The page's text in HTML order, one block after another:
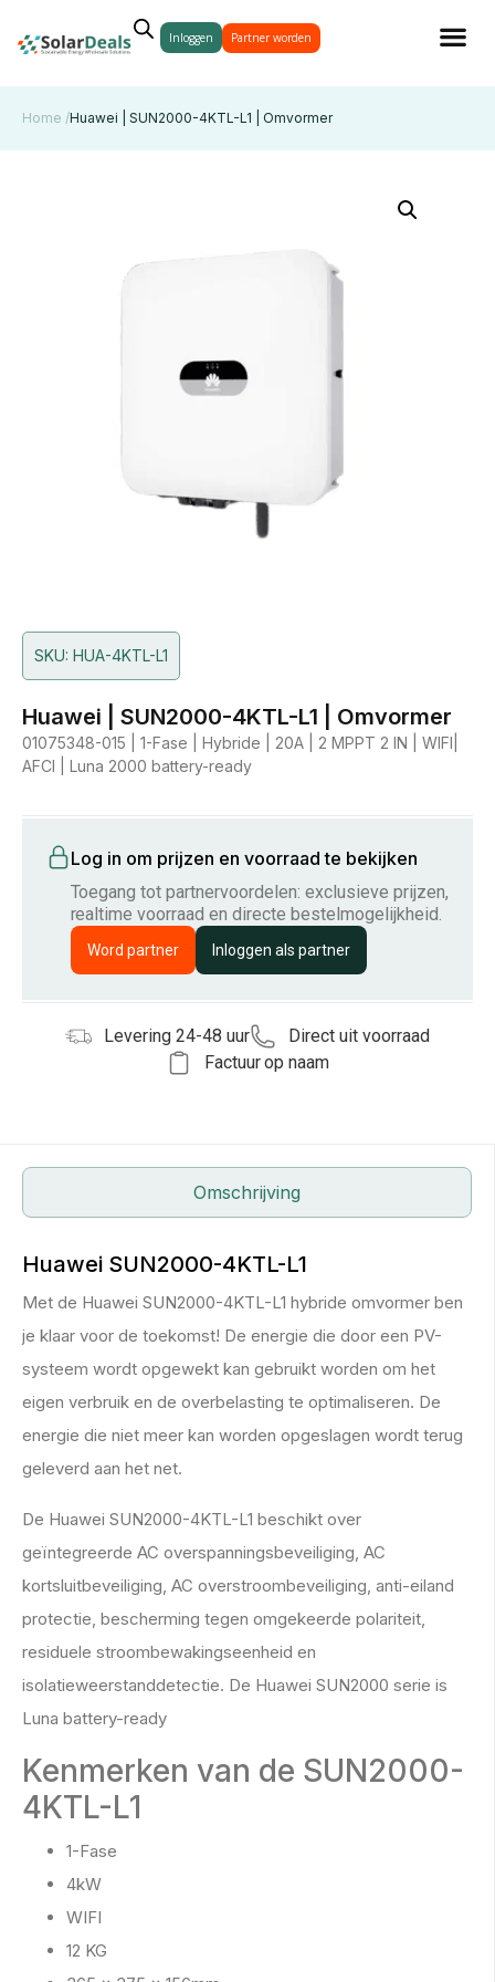
Inloggen Partner worden
Home /Huawei | SUN2000-4KTL-L1 | Omvormer
SKU: HUA-4KTL-L1
Huawei | SUN2000-4KTL-L1 | Omvormer
01075348-015 | 1-Fase | Hybride | 20A | 2 MPPT 2 IN | WIFI|
AFCI | Luna 2000 battery-ready
Log in om prijzen en voorraad te bekijken
Toegang tot partnervoordelen: exclusieve prijzen,
realtime voorraad en directe bestelmogelijkheid.
Word partner Inloggen als partner
Levering 24-48 uur
Direct uit voorraad
Factuur op naam
Omschrijving
Huawei SUN2000-4KTL-L1
Met de Huawei SUN2000-4KTL-L1 hybride omvormer ben
je klaar voor de toekomst! De energie die door een PV-
systeem wordt opgewekt kan gebruikt worden om het
eigen verbruik en de overbelasting te optimaliseren. De
energie die niet meer kan worden opgeslagen wordt terug
geleverd aan het net.
De Huawei SUN2000-4KTL-L1 beschikt over
geïntegreerde AC overspanningsbeveiliging, AC
kortsluitbeveiliging, AC overstroombeveiliging, anti-eiland
protectie, bescherming tegen omgekeerde polariteit,
residuele stroombewakingseenheid en
isolatieweerstanddetectie. De Huawei SUN2000 serie is
Luna battery-ready
Kenmerken van de SUN2000-
4KTL-L1
1-Fase
4kW
WIFI
12 KG